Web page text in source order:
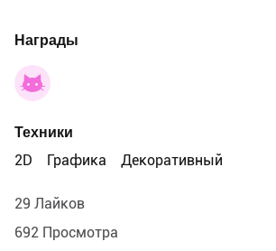
Награды
Техники
2D
Графика Декоративный
29 Лайков
692 Просмотра